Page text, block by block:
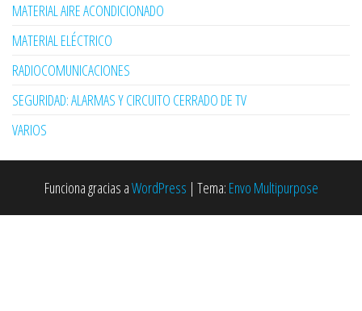
MATERIAL AIRE ACONDICIONADO
MATERIAL ELÉCTRICO
RADIOCOMUNICACIONES
SEGURIDAD: ALARMAS Y CIRCUITO CERRADO DE TV
VARIOS
Funciona gracias aWordPress | Tema: Envo Multipurpose